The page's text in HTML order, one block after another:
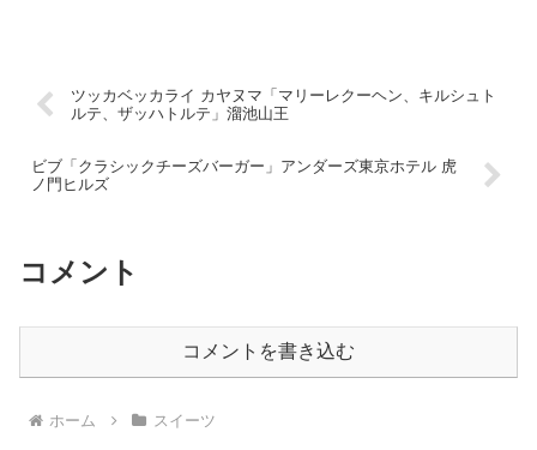
ツッカベッカライ カヤヌマ「マリーレクーヘン、キルシュト
ルテ、ザッハトルテ」溜池山王
ビブ「クラシックチーズバーガー」アンダーズ東京ホテル 虎
ノ門ヒルズ
コメント
コメントを書き込む
ホーム スイーツ